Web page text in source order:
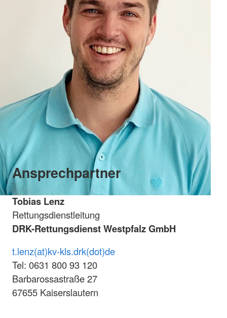
Ansprechpartner
Tobias Lenz
Rettungsdienstleitung
DRK-Rettungsdienst Westpfalz GmbH
t.lenz(at)kv-kls.drk(dot)de
Tel: 0631 800 93 120
Barbarossastraße 27
67655 Kaiserslautern